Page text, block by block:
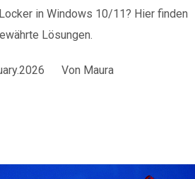
in Windows 10/11? Hier finden
Lösungen.
Von Maura